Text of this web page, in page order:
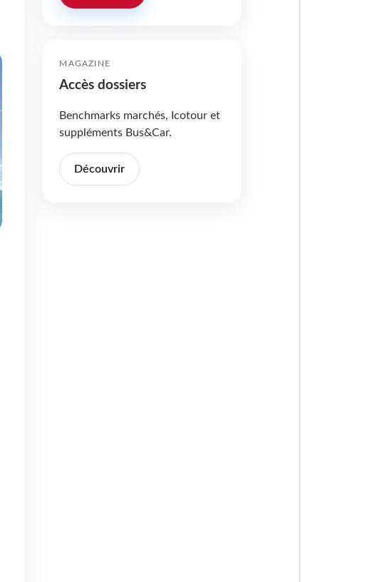
MAGAZINE
Accès dossiers
Benchmarks marchés, Icotour et
suppléments Bus&Car.
Découvrir